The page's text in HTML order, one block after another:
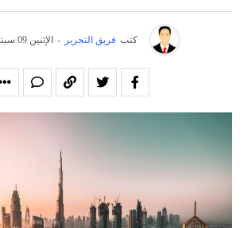
كتب فريق التحرير - الإثنين 09 سبتمبر 2:08 م